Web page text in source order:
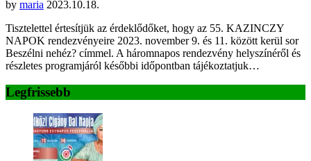
by maria 2023.10.18.
Tisztelettel értesítjük az érdeklődőket, hogy az 55. KAZINCZY
NAPOK rendezvényeire 2023. november 9. és 11. között kerül sor
Beszélni nehéz? címmel. A háromnapos rendezvény helyszínéről és
részletes programjáról későbbi időpontban tájékoztatjuk…
Legfrissebb